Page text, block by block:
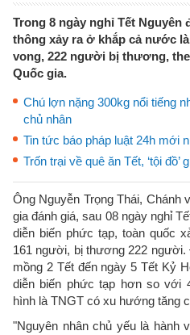
Trong 8 ngày nghỉ Tết Nguyên
thông xảy ra ở khắp cả nước
vong, 222 người bị thương,
Quốc gia.
Chú lợn nặng 300kg nổi tiếng
chủ nhân
Tin tức báo pháp luật 24h mới
Trốn trại về quê ăn Tết, ‘tội
Ông Nguyễn Trọng Thái, Chánh
gia đánh giá, sau 08 ngày nghỉ
diễn biến phức tạp, toàn quốc
161 người, bị thương 222
mồng 2 Tết đến ngày 5 Tết Kỷ
diễn biến phức tạp hơn so với
hình là TNGT có xu hướng tăng
"Nguyên nhân chủ yếu là hành